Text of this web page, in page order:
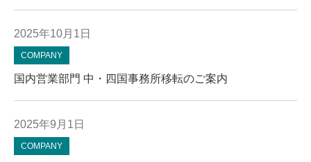
2025年10月1日
COMPANY
国内営業部門 中・四国事務所移転のご案内
2025年9月1日
COMPANY